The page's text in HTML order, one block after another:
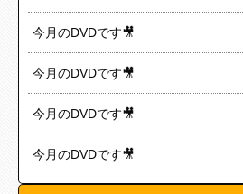
今月のDVDです🎥
今月のDVDです🎥
今月のDVDです🎥
今月のDVDです🎥